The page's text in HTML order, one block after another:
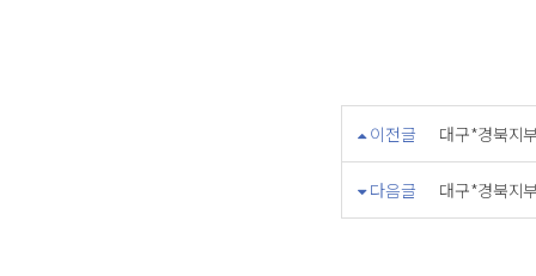
이전글 대구*경북지
다음글 대구*경북지